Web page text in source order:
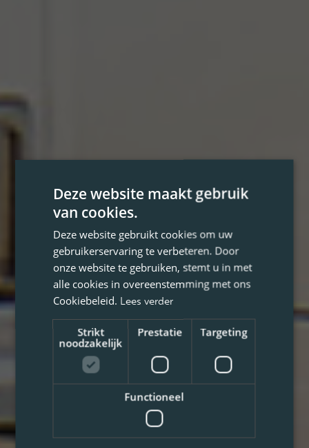
Deze website maakt gebruik
van cookies.
Deze website gebruikt cookies om uw
gebruikerservaring te verbeteren. Door
onze website te gebruiken, stemt u in met
alle cookies in overeenstemming met ons
Cookiebeleid. Lees verder
Strikt
noodzakelijk
Prestatie Targeting
Functioneel